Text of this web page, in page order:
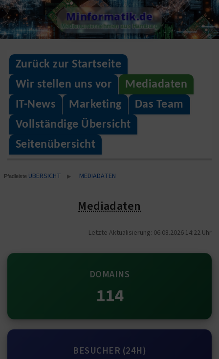
Skip
to
content
Minformatik.de
Medienunternehmen aus Hamburg
Zurück zur Startseite
Wir stellen uns vor
Mediadaten
IT-News
Marketing
Das Team
Vollständige Übersicht
Seitenübersicht
Pfadleiste ÜBERSICHT ▶ MEDIADATEN
Mediadaten
Letzte Aktualisierung: 06.08.2026 14:22 Uhr
DOMAINS
114
BESUCHER (24H)